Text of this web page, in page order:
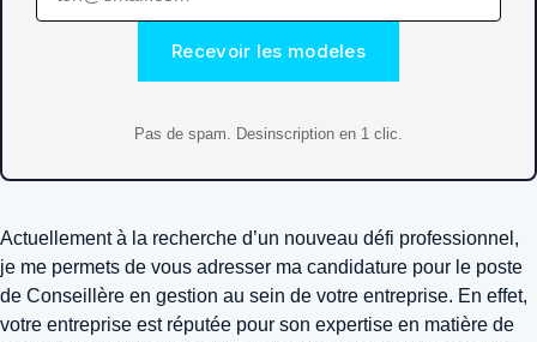
Recevoir les modeles
Pas de spam. Desinscription en 1 clic.
Actuellement à la recherche d’un nouveau défi professionnel,
je me permets de vous adresser ma candidature pour le poste
de Conseillère en gestion au sein de votre entreprise. En effet,
votre entreprise est réputée pour son expertise en matière de